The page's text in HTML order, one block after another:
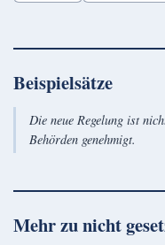
Beispielsätze
Die neue Regelung ist
Behörden genehmigt.
Mehr zunicht